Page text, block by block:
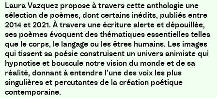
Laura Vazquez propose à travers cette anthologie une
sélection de poèmes, dont certains inédits, publiés entre
2014 et 2021. À travers une écriture alerte et dépouillée,
ses poèmes évoquent des thématiques essentielles telles
que le corps, le langage ou les êtres humains. Les images
qui tissent sa poésie construisent un univers animiste qui
hypnotise et bouscule notre vision du monde et de sa
réalité, donnant à entendre l’une des voix les plus
singulières et percutantes de la création poétique
contemporaine.